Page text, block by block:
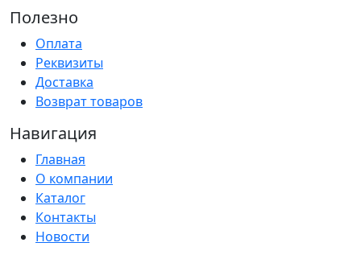
Полезно
Оплата
Реквизиты
Доставка
Возврат товаров
Навигация
Главная
О компании
Каталог
Контакты
Новости